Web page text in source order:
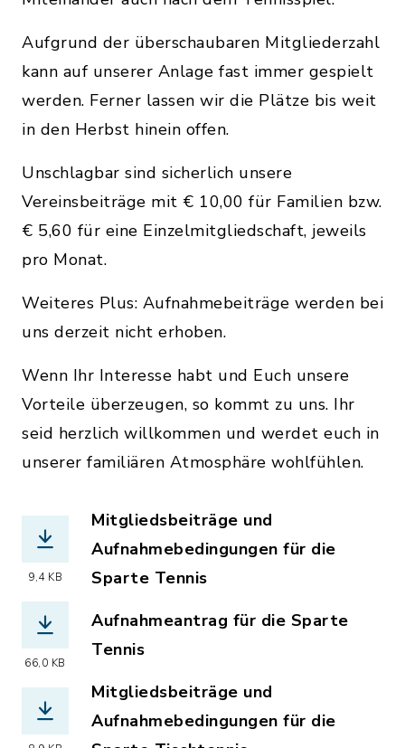
Aufgrund der überschaubaren Mitgliederzahl
kann auf unserer Anlage fast immer gespielt
werden. Ferner lassen wir die Plätze bis weit
in den Herbst hinein offen.
Unschlagbar sind sicherlich unsere
Vereinsbeiträge mit € 10,00 für Familien bzw.
€ 5,60 für eine Einzelmitgliedschaft, jeweils
pro Monat.
Weiteres Plus: Aufnahmebeiträge werden bei
uns derzeit nicht erhoben.
Wenn Ihr Interesse habt und Euch unsere
Vorteile überzeugen, so kommt zu uns. Ihr
seid herzlich willkommen und werdet euch in
unserer familiären Atmosphäre wohlfühlen.
9,4 KB
Mitgliedsbeiträge und
Aufnahmebedingungen für die
Sparte Tennis
66,0 KB
Aufnahmeantrag für die Sparte
Tennis
Mitgliedsbeiträge und
Aufnahmebedingungen für die